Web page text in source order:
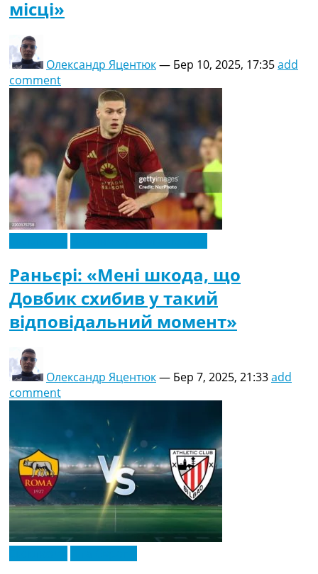
місці»
Олександр Яцентюк— Бер 10, 2025, 17:35add
comment
Раньєрі: «Мені шкода, що
Довбик схибив у такий
відповідальний момент»
Олександр Яцентюк— Бер 7, 2025, 21:33add
comment